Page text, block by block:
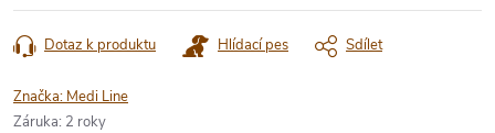
Dotaz k produktu Hlídací pes Sdílet
Značka: Medi Line
Záruka: 2 roky